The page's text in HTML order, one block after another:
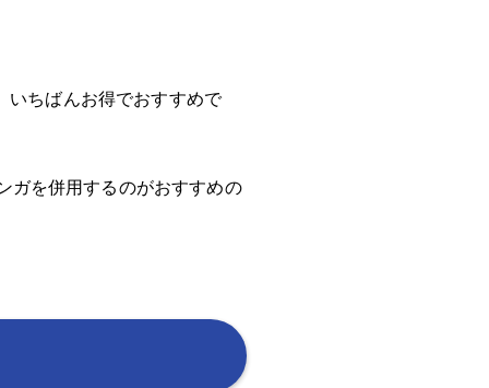
いちばんお得でおすすめで
ガを併用するのがおすすめの